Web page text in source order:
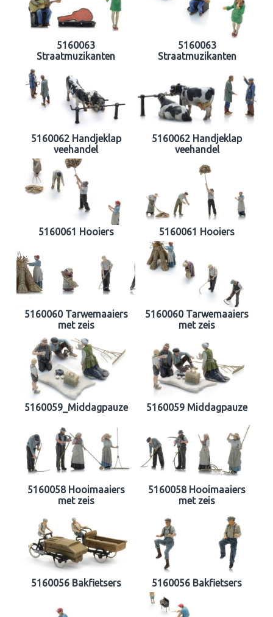
5160063
Straatmuzikanten
5160063
Straatmuzikanten
5160062 Handjeklap
veehandel
5160062 Handjeklap
veehandel
5160061 Hooiers 5160061 Hooiers
5160060 Tarwemaaiers
met zeis
5160060 Tarwemaaiers
met zeis
5160059_Middagpauze 5160059 Middagpauze
5160058 Hooimaaiers
met zeis
5160058 Hooimaaiers
met zeis
5160056 Bakfietsers 5160056 Bakfietsers